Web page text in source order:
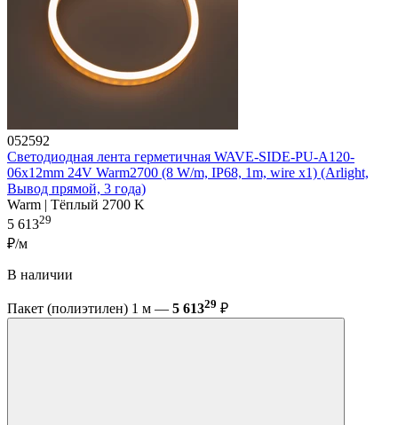
052592
Светодиодная лента герметичная WAVE-SIDE-PU-A120-
06x12mm 24V Warm2700 (8 W/m, IP68, 1m, wire x1) (Arlight,
Вывод прямой, 3 года)
Warm | Тёплый 2700 K
5 61329
₽/м
В наличии
Пакет (полиэтилен) 1 м — 5 61329 ₽